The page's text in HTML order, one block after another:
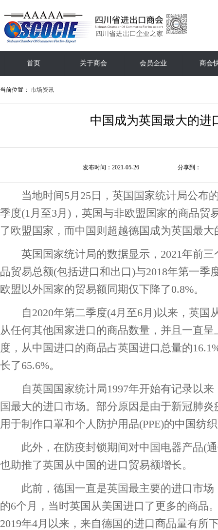
首页 关于商会 会员企业 商会
当前位置： 市场资讯
中国成为英国最大的进
发布时间：2021-05-26 分享到：
当地时间5月25日，英国国家统计局公布的
季度(1月至3月)，英国与非欧盟国家的商品贸
了欧盟国家，而中国则超越德国成为英国最
英国国家统计局的数据显示，2021年前三
品贸易总额(包括进口和出口)与2018年第一季
欧盟以外国家的贸易额同期仅下降了0.8%。
自2020年第二季度(4月至6月)以来，英国
从任何其他国家进口的商品数量，并且一直
度，从中国进口的商品占英国进口总量的
长了65.6%。
自英国国家统计局1997年开始有记录以来
国最大的进口市场。部分原因是由于新冠肺
用于制作口罩和个人防护用品(PPE)的中国纺
此外，在防疫封锁期间对中国电器产品(通
也助推了英国从中国的进口贸易额增长。
此前，德国一直是英国最主要的进口市场
的6个月，当时英国从美国进口了更多的商品
2019年4月以来，来自德国的进口商品量有所